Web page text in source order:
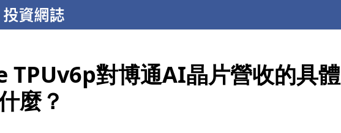
TPUv6p對博通AI晶片營收的具體
麼？